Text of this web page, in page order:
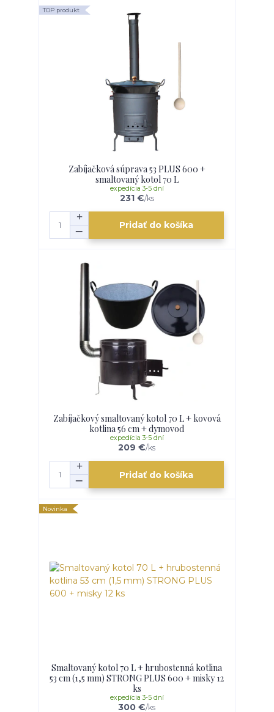
TOP produkt
Zabíjačková súprava 53 PLUS 600 +
smaltovaný kotol 70 L
231 €/ks
expedícia 3-5 dní
Pridať do košíka
Zabíjačkový smaltovaný kotol 70 L + kovová
kotlina 56 cm + dymovod
209 €/ks
expedícia 3-5 dní
Pridať do košíka
Novinka
Smaltovaný kotol 70 L + hrubostenná kotlina
53 cm (1,5 mm) STRONG PLUS 600 + misky 12
ks
300 €/ks
expedícia 3-5 dní